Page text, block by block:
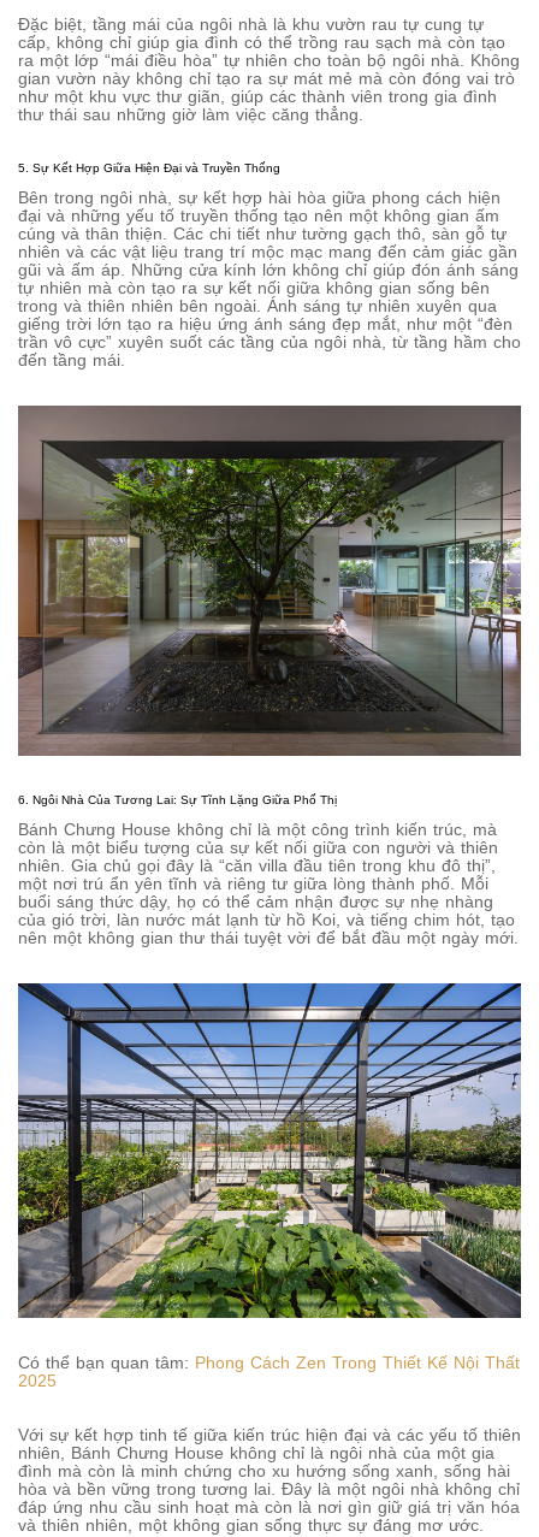
Đặc biệt, tầng mái của ngôi nhà là khu vườn rau tự cung tự
cấp, không chỉ giúp gia đình có thể trồng rau sạch mà còn tạo
ra một lớp “mái điều hòa” tự nhiên cho toàn bộ ngôi nhà. Không
gian vườn này không chỉ tạo ra sự mát mẻ mà còn đóng vai trò
như một khu vực thư giãn, giúp các thành viên trong gia đình
thư thái sau những giờ làm việc căng thẳng.
5. Sự Kết Hợp Giữa Hiện Đại và Truyền Thống
Bên trong ngôi nhà, sự kết hợp hài hòa giữa phong cách hiện
đại và những yếu tố truyền thống tạo nên một không gian ấm
cúng và thân thiện. Các chi tiết như tường gạch thô, sàn gỗ tự
nhiên và các vật liệu trang trí mộc mạc mang đến cảm giác gần
gũi và ấm áp. Những cửa kính lớn không chỉ giúp đón ánh sáng
tự nhiên mà còn tạo ra sự kết nối giữa không gian sống bên
trong và thiên nhiên bên ngoài. Ánh sáng tự nhiên xuyên qua
giếng trời lớn tạo ra hiệu ứng ánh sáng đẹp mắt, như một “đèn
trần vô cực” xuyên suốt các tầng của ngôi nhà, từ tầng hầm cho
đến tầng mái.
6. Ngôi Nhà Của Tương Lai: Sự Tĩnh Lặng Giữa Phố Thị
Bánh Chưng House không chỉ là một công trình kiến trúc, mà
còn là một biểu tượng của sự kết nối giữa con người và thiên
nhiên. Gia chủ gọi đây là “căn villa đầu tiên trong khu đô thị”,
một nơi trú ẩn yên tĩnh và riêng tư giữa lòng thành phố. Mỗi
buổi sáng thức dậy, họ có thể cảm nhận được sự nhẹ nhàng
của gió trời, làn nước mát lạnh từ hồ Koi, và tiếng chim hót, tạo
nên một không gian thư thái tuyệt vời để bắt đầu một ngày mới.
Có thể bạn quan tâm: Phong Cách Zen Trong Thiết Kế Nội Thất
2025
Với sự kết hợp tinh tế giữa kiến trúc hiện đại và các yếu tố thiên
nhiên, Bánh Chưng House không chỉ là ngôi nhà của một gia
đình mà còn là minh chứng cho xu hướng sống xanh, sống hài
hòa và bền vững trong tương lai. Đây là một ngôi nhà không chỉ
đáp ứng nhu cầu sinh hoạt mà còn là nơi gìn giữ giá trị văn hóa
và thiên nhiên, một không gian sống thực sự đáng mơ ước.